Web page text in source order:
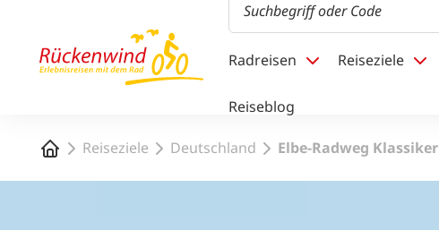
Radreisen Reiseziele
Reiseblog
StartseiteReiseziele Deutschland Elbe-Radweg Klassiker